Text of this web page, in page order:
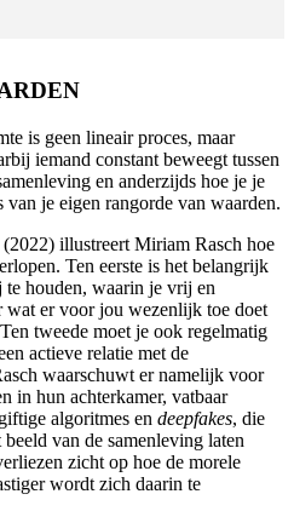
is geen lineair proces, maar
iemand constant beweegt tussen
en anderzijds hoe je je
je eigen rangorde van waarden.
(2022) illustreert Miriam Rasch hoe
Ten eerste is het belangrijk
houden, waarin je vrij en
wat er voor jou wezenlijk toe doet
tweede moet je ook regelmatig
actieve relatie met de
waarschuwt er namelijk voor
in hun achterkamer, vatbaar
algoritmes en deepfakes, die
van de samenleving laten
zicht op hoe de morele
wordt zich daarin te